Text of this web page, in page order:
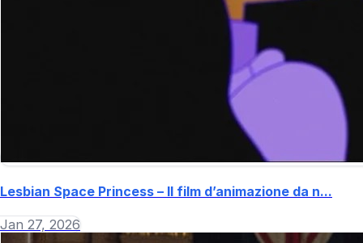
Lesbian Space Princess – Il film d’animazione da n...
Jan 27, 2026